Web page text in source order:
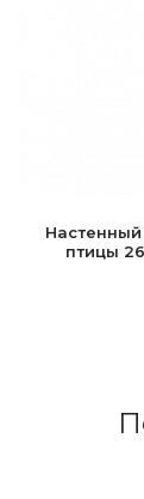
птицы